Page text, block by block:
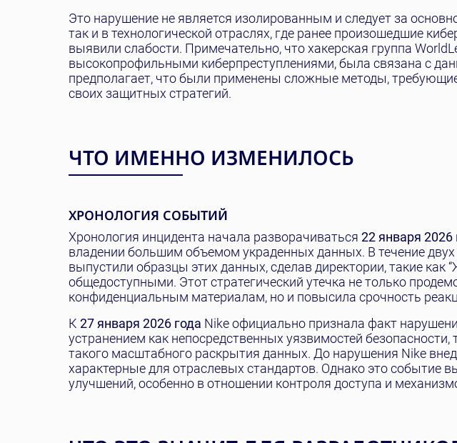
Это нарушение не является изолированным и следует за
так и в технологической отраслях, где ранее произошедшие
выявили слабости. Примечательно, что хакерская группа
высокопрофильными киберпреступлениями, была связана с
предполагает, что были применены сложные методы,
своих защитных стратегий.
ЧТО ИМЕННО ИЗМЕНИЛОСЬ
ХРОНОЛОГИЯ СОБЫТИЙ
Хронология инцидента начала разворачиваться 22 января 2026
владении большим объемом украденных данных. В течение двух
выпустили образцы этих данных, сделав директории, такие как
общедоступными. Этот стратегический утечка не только
конфиденциальным материалам, но и повысила срочность
К 27 января 2026 года Nike официально признала факт
устранением как непосредственных уязвимостей
такого масштабного раскрытия данных. До нарушения Nike
характерные для отраслевых стандартов. Однако это событие
улучшений, особенно в отношении контроля доступа и